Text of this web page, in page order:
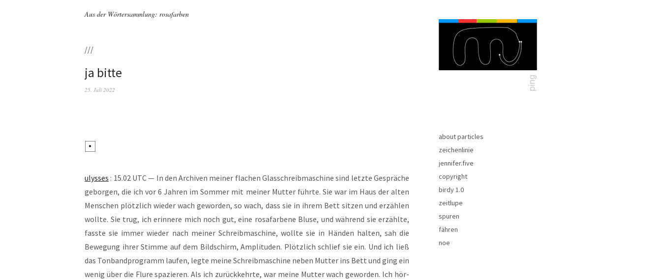
Aus der Wörtersammlung: rosafarben
///
ja bitte
25. Juli 2022
ulys­ses : 15.02 UTC — In den Archi­ven mei­ner fla­chen Glas­schreib­ma­schi­ne sind letz­te Gesprä­che
gebor­gen, die ich vor 6 Jah­ren im Som­mer mit mei­ner Mut­ter führ­te. Sie war im Haus der alten
Men­schen plötz­lich wie­der wach gewor­den, so wach, dass sie in ihrem Bett sit­zen und erzäh­len
woll­te. Sie trug, ich erin­ne­re mich noch gut, eine rosa­far­be­ne Blu­se, und wäh­rend sie erzähl­te,
fass­te sie immer wie­der nach mei­ner Schreib­ma­schi­ne, woll­te sie in Hän­den hal­ten, sah die
Bewe­gung ihrer Stim­me auf dem Bild­schirm, Ampli­tu­den. Plötz­lich schlief sie ein. Und ich ließ
das Ton­band­pro­gramm lau­fen, leg­te mei­ne Schreib­ma­schi­ne neben Mut­ter ins Bett und ging ein
wenig über die Flu­re spa­zie­ren. Als ich zurück­kehr­te, war mei­ne Mut­ter wach gewor­den. Ich hör­
about particles
zeichenlinie
jennifer.five
copyright
birdy 1.0
zeitlupe
spuren
fähren
noe